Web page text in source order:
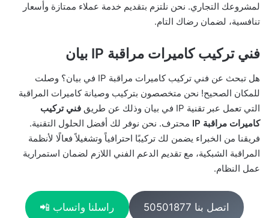
لمشروعك التجاري. نحن نلتزم بتقديم خدمة عملاء ممتازة وأسعار
تنافسية، لضمان رضاك التام.
فني تركيب كاميرات مراقبة IP بيان
هل تبحث عن فني تركيب كاميرات مراقبة IP في بيان؟ وصلت
للمكان الصحيح! نحن متخصصون بتركيب وصيانة كاميرات المراقبة
التي تعمل عبر تقنية IP في بيان وذلك عن طريق
فني تركيب
كاميرات مراقبة IP
محترف. نحن نوفر لك أفضل الحلول التقنية.
فريقنا من الخبراء يضمن لك تركيبًا احترافياً وتشغيلاً فعالًا لأنظمة
المراقبة الشبكية، مع تقديم الدعم الفني اللازم لضمان استمرارية
عمل النظام.
اتصل بنا 50501877 راسلنا واتساب 📲